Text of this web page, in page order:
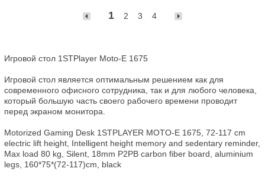
1 2 3 4
Игровой стол 1STPlayer Moto-E 1675
Игровой стол является оптимальным решением как для
современного офисного сотрудника, так и для любого человека,
который большую часть своего рабочего времени проводит
перед экраном монитора.
Motorized Gaming Desk 1STPLAYER MOTO-E 1675, 72-117 cm
electric lift height, Intelligent height memory and sedentary reminder,
Max load 80 kg, Silent, 18mm P2PB carbon fiber board, aluminium
legs, 160*75*(72-117)cm, black